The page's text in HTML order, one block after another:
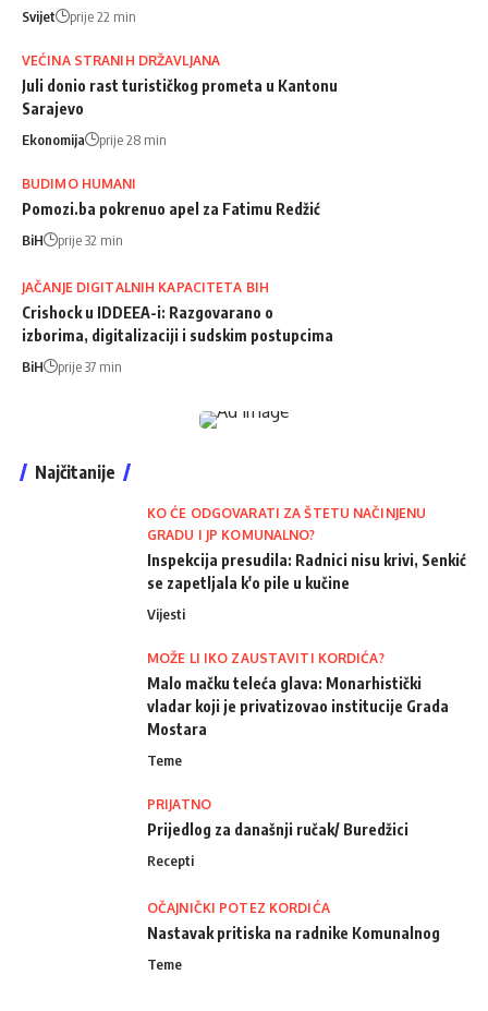
Svijet prije 22 min
VEĆINA STRANIH DRŽAVLJANA
Juli donio rast turističkog prometa u Kantonu
Sarajevo
Ekonomija prije 28 min
BUDIMO HUMANI
Pomozi.ba pokrenuo apel za Fatimu Redžić
BiH prije 32 min
JAČANJE DIGITALNIH KAPACITETA BIH
Crishock u IDDEEA-i: Razgovarano o
izborima, digitalizaciji i sudskim postupcima
BiH prije 37 min
Najčitanije
KO ĆE ODGOVARATI ZA ŠTETU NAČINJENU
GRADU I JP KOMUNALNO?
Inspekcija presudila: Radnici nisu krivi, Senkić
se zapetljala k'o pile u kučine
Vijesti
MOŽE LI IKO ZAUSTAVITI KORDIĆA?
Malo mačku teleća glava: Monarhistički
vladar koji je privatizovao institucije Grada
Mostara
Teme
PRIJATNO
Prijedlog za današnji ručak/ Buredžici
Recepti
OČAJNIČKI POTEZ KORDIĆA
Nastavak pritiska na radnike Komunalnog
Teme